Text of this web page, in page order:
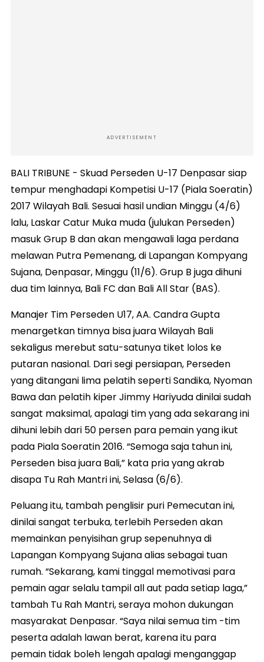
ADVERTISEMENT
BALI TRIBUNE - Skuad Perseden U-17 Denpasar siap
tempur menghadapi Kompetisi U-17 (Piala Soeratin)
2017 Wilayah Bali. Sesuai hasil undian Minggu (4/6)
lalu, Laskar Catur Muka muda (julukan Perseden)
masuk Grup B dan akan mengawali laga perdana
melawan Putra Pemenang, di Lapangan Kompyang
Sujana, Denpasar, Minggu (11/6). Grup B juga dihuni
dua tim lainnya, Bali FC dan Bali All Star (BAS).
Manajer Tim Perseden U17, AA. Candra Gupta
menargetkan timnya bisa juara Wilayah Bali
sekaligus merebut satu-satunya tiket lolos ke
putaran nasional. Dari segi persiapan, Perseden
yang ditangani lima pelatih seperti Sandika, Nyoman
Bawa dan pelatih kiper Jimmy Hariyuda dinilai sudah
sangat maksimal, apalagi tim yang ada sekarang ini
dihuni lebih dari 50 persen para pemain yang ikut
pada Piala Soeratin 2016. “Semoga saja tahun ini,
Perseden bisa juara Bali,” kata pria yang akrab
disapa Tu Rah Mantri ini, Selasa (6/6).
Peluang itu, tambah penglisir puri Pemecutan ini,
dinilai sangat terbuka, terlebih Perseden akan
memainkan penyisihan grup sepenuhnya di
Lapangan Kompyang Sujana alias sebagai tuan
rumah. “Sekarang, kami tinggal memotivasi para
pemain agar selalu tampil all aut pada setiap laga,”
tambah Tu Rah Mantri, seraya mohon dukungan
masyarakat Denpasar. “Saya nilai semua tim -tim
peserta adalah lawan berat, karena itu para
pemain tidak boleh lengah apalagi menganggap